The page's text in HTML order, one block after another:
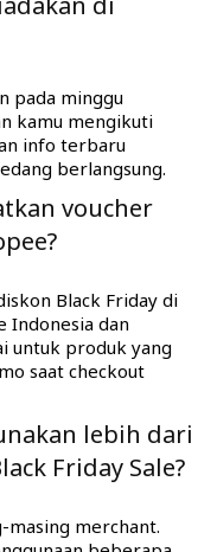
pada minggu
kamu mengikuti
info terbaru
berlangsung.
voucher
Black Friday di
Indonesia dan
untuk produk yang
saat checkout
lebih dari
Friday Sale?
masing merchant.